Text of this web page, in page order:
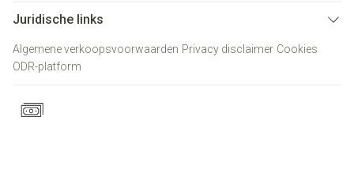
Juridische links
Algemene verkoopsvoorwaarden Privacy disclaimer Cookies
ODR-platform